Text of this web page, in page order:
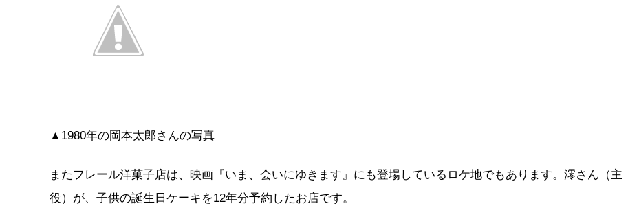
▲1980年の岡本太郎さんの写真
またフレール洋菓子店は、映画『いま、会いにゆきます』にも登場しているロケ地でもあります。澪さん（主
役）が、子供の誕生日ケーキを12年分予約したお店です。